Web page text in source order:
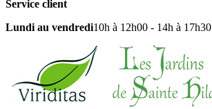
Service client
Lundi au vendredi10h à 12h00 - 14h à 17h30